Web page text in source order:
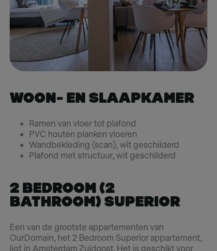
WOON- EN SLAAPKAMER
Ramen van vloer tot plafond
PVC houten planken vloeren
Wandbekleding (scan), wit geschilderd
Plafond met structuur, wit geschilderd
2 Bedroom (2
Bathroom) Superior
Een van de grootste appartementen van
OurDomain, het 2 Bedroom Superior appartement,